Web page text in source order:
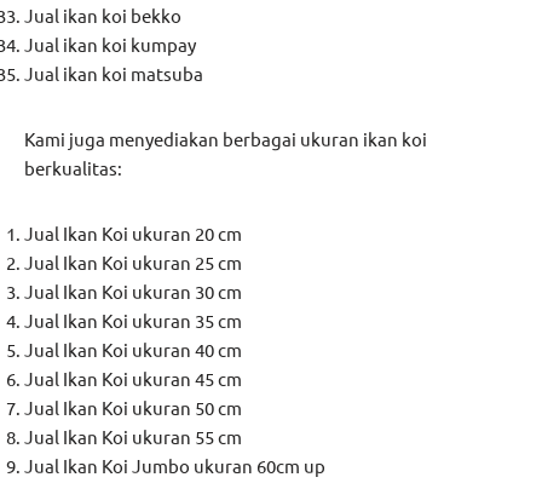
Jual ikan koi bekko
Jual ikan koi kumpay
Jual ikan koi matsuba
Kami juga menyediakan berbagai ukuran ikan koi
berkualitas:
Jual Ikan Koi ukuran 20 cm
Jual Ikan Koi ukuran 25 cm
Jual Ikan Koi ukuran 30 cm
Jual Ikan Koi ukuran 35 cm
Jual Ikan Koi ukuran 40 cm
Jual Ikan Koi ukuran 45 cm
Jual Ikan Koi ukuran 50 cm
Jual Ikan Koi ukuran 55 cm
Jual Ikan Koi Jumbo ukuran 60cm up